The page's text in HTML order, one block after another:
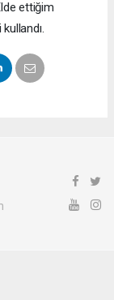
ettiğim